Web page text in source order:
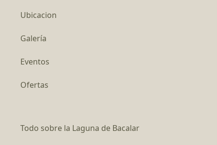
Ubicacion
Galería
Eventos
Ofertas
Todo sobre la Laguna de Bacalar